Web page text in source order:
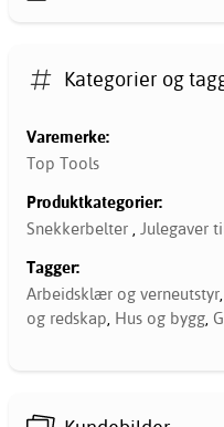
Kategorier og
Varemerke:
Top Tools
Produktkategorier:
Snekkerbelter , Julegaver
Tagger:
Arbeidsklær og verneutstyr,
og redskap, Hus og bygg,